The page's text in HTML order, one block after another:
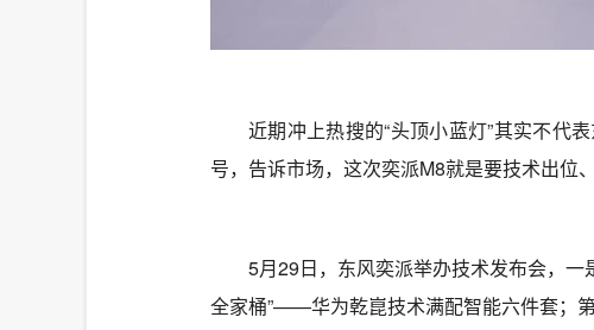
近期冲上热搜的“头顶小蓝灯”其实不代
号，告诉市场，这次奕派M8就是要技术出位
5月29日，东风奕派举办技术发布会，
全家桶”——华为乾崑技术满配智能六件套；